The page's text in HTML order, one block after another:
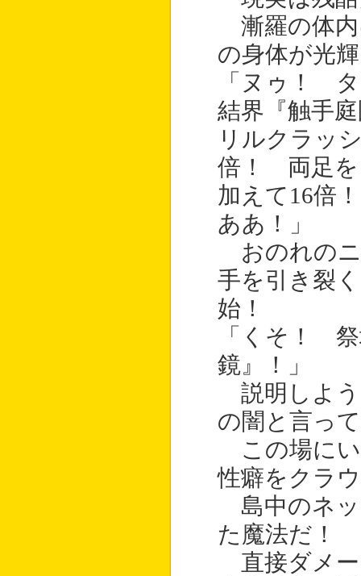
漸羅の体内
の身体が光
「ヌゥ！
結界『触手
リルクラッ
倍！ 両足を
加えて16倍
ああ！」
おのれのニ
手を引き裂
始！
「くそ！
鏡』！」
説明しよ
の闇と言っ
この場にい
性癖をクラ
島中のネッ
た魔法だ！
直接ダメー